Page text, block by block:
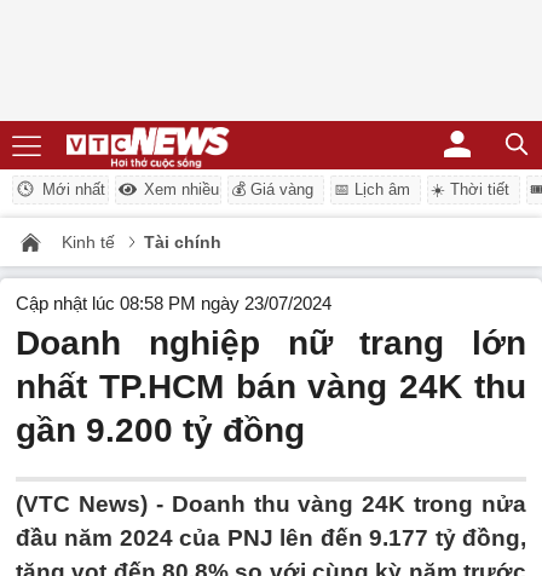
Mới nhất Xem nhiều 💰 Giá vàng 📅 Lịch âm ☀️ Thời tiết
Kinh tế Tài chính
Cập nhật lúc 08:58 PM ngày 23/07/2024
Doanh nghiệp nữ trang lớn
nhất TP.HCM bán vàng 24K thu
gần 9.200 tỷ đồng
(VTC News) - Doanh thu vàng 24K trong nửa
đầu năm 2024 của PNJ lên đến 9.177 tỷ đồng,